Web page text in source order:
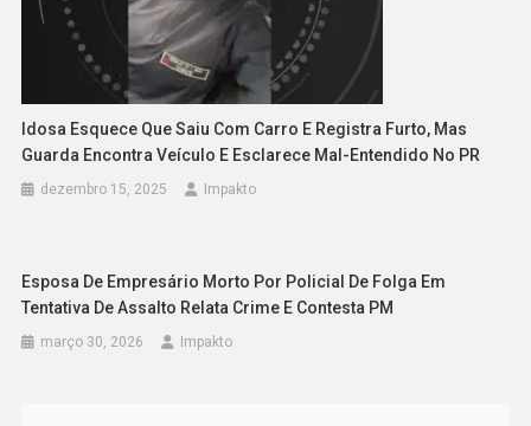
Idosa Esquece Que Saiu Com Carro E Registra Furto, Mas
Guarda Encontra Veículo E Esclarece Mal-Entendido No PR
dezembro 15, 2025 Impakto
Esposa De Empresário Morto Por Policial De Folga Em
Tentativa De Assalto Relata Crime E Contesta PM
março 30, 2026 Impakto